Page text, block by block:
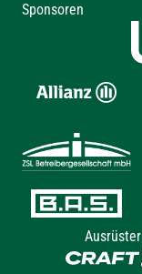
Sponsoren
Ausrüster